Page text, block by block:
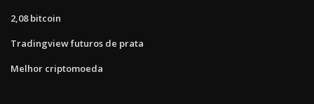
2,08 bitcoin
Tradingview futuros de prata
Melhor criptomoeda